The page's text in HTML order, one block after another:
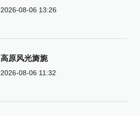
2026-08-06 13:26
高原风光旖旎
2026-08-06 11:32